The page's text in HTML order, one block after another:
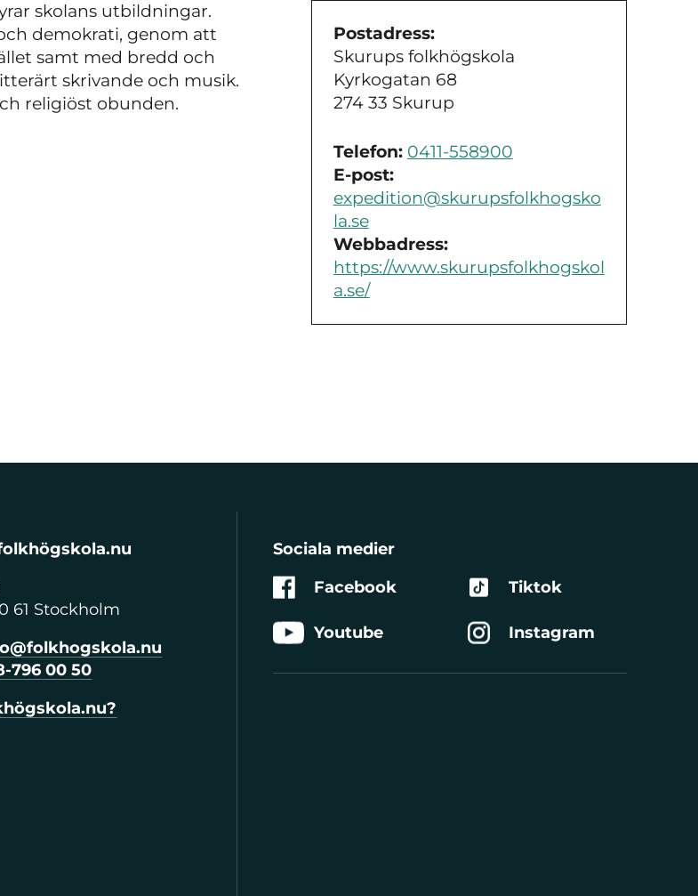
skolans utbildningar.
demokrati, genom att
samt med bredd och
skrivande och musik.
religiöst obunden.
Postadress:
Skurups folkhögskola
Kyrkogatan 68
274 33 Skurup
Telefon: 0411-558900
E-post:
expedition@skurupsfolkhogsko
la.se
Webbadress:
https://www.skurupsfolkhogskol
a.se/
61 Stockholm
796 00 50
Sociala medier
Facebook
Youtube
Tiktok
Instagram